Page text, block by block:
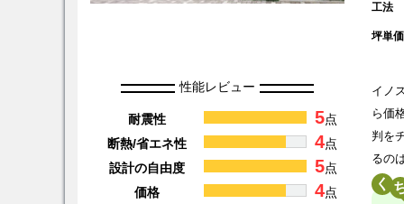
工法
坪単価
性能レビュー
耐震性 5点
断熱/省エネ性
4点
設計の自由度
5点
価格
4点
イノ
ら価
判を
るの
く